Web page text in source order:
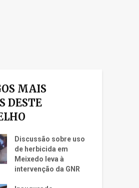
MAIS
DESTE
Discussão sobre uso
de herbicida em
Meixedo leva à
intervenção da GNR